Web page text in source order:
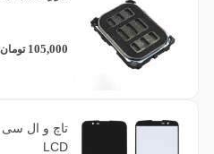
105,000 تومان
LCD